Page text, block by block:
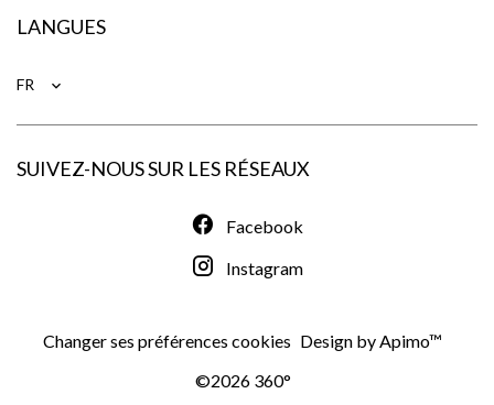
LANGUES
FR
SUIVEZ-NOUS SUR LES RÉSEAUX
Facebook
Instagram
Changer ses préférences cookies Design byApimo™
©2026 360°